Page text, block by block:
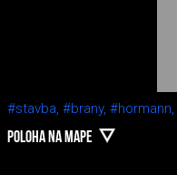
#stavba, #brany, #hormann,
POLOHA NA MAPE